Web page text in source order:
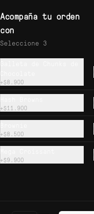
Acompaña tu orden
con
Seleccione 3
+$8.900
+$11.900
+$8.500
+$9.900